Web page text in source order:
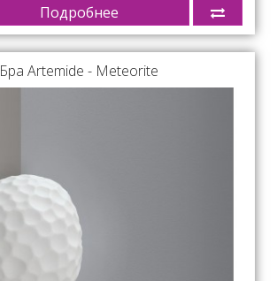
Подробнее
Бра Artemide - Meteorite